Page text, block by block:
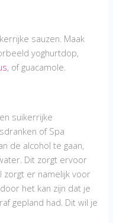
sauzen. Maak
yoghurtdop,
, of guacamole.
suikerrijke
of Spa
de alcohol te gaan,
Dit zorgt ervoor
zorgt er namelijk voor
het kan zijn dat je
gepland had. Dit wil je